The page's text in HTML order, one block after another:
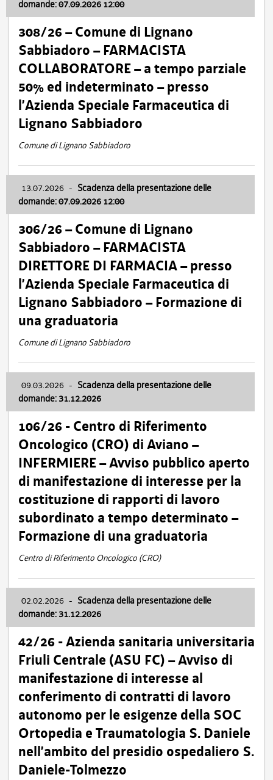
domande: 07.09.2026 12:00
308/26 – Comune di Lignano
Sabbiadoro – FARMACISTA
COLLABORATORE – a tempo parziale
50% ed indeterminato – presso
l’Azienda Speciale Farmaceutica di
Lignano Sabbiadoro
Comune di Lignano Sabbiadoro
13.07.2026 - Scadenza della presentazione delle
domande: 07.09.2026 12:00
306/26 – Comune di Lignano
Sabbiadoro – FARMACISTA
DIRETTORE DI FARMACIA – presso
l’Azienda Speciale Farmaceutica di
Lignano Sabbiadoro – Formazione di
una graduatoria
Comune di Lignano Sabbiadoro
09.03.2026 - Scadenza della presentazione delle
domande: 31.12.2026
106/26 - Centro di Riferimento
Oncologico (CRO) di Aviano –
INFERMIERE – Avviso pubblico aperto
di manifestazione di interesse per la
costituzione di rapporti di lavoro
subordinato a tempo determinato –
Formazione di una graduatoria
Centro di Riferimento Oncologico (CRO)
02.02.2026 - Scadenza della presentazione delle
domande: 31.12.2026
42/26 - Azienda sanitaria universitaria
Friuli Centrale (ASU FC) – Avviso di
manifestazione di interesse al
conferimento di contratti di lavoro
autonomo per le esigenze della SOC
Ortopedia e Traumatologia S. Daniele
nell’ambito del presidio ospedaliero S.
Daniele-Tolmezzo